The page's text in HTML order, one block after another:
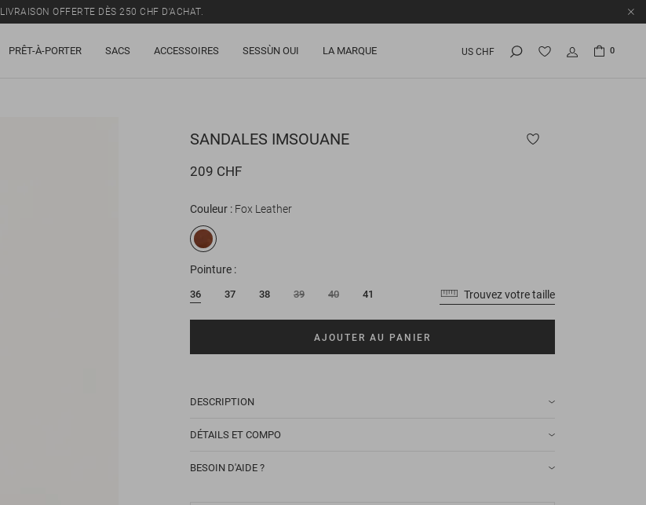
LIVRAISON OFFERTE DÈS 250 CHF D'ACHAT.
PRÊT-À-PORTER SACS ACCESSOIRES SESSÙN OUI LA MARQUE US CHF 0
SANDALES IMSOUANE
209 CHF
Couleur Fox Leather
Pointure
36 37 38 39 40 41 Trouvez votre taille
AJOUTER AU PANIER
DESCRIPTION
DÉTAILS ET COMPO
BESOIN D'AIDE ?